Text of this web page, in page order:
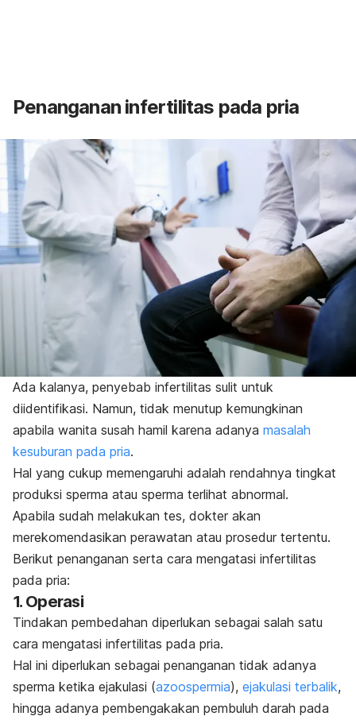
Penanganan infertilitas pada pria
Ada kalanya, penyebab infertilitas sulit untuk
diidentifikasi. Namun, tidak menutup kemungkinan
apabila wanita susah hamil karena adanya masalah
kesuburan pada pria.
Hal yang cukup memengaruhi adalah rendahnya tingkat
produksi sperma atau sperma terlihat abnormal.
Apabila sudah melakukan tes, dokter akan
merekomendasikan perawatan atau prosedur tertentu.
Berikut penanganan serta cara mengatasi infertilitas
pada pria:
1. Operasi
Tindakan pembedahan diperlukan sebagai salah satu
cara mengatasi infertilitas pada pria.
Hal ini diperlukan sebagai penanganan tidak adanya
sperma ketika ejakulasi (azoospermia), ejakulasi terbalik,
hingga adanya pembengakakan pembuluh darah pada